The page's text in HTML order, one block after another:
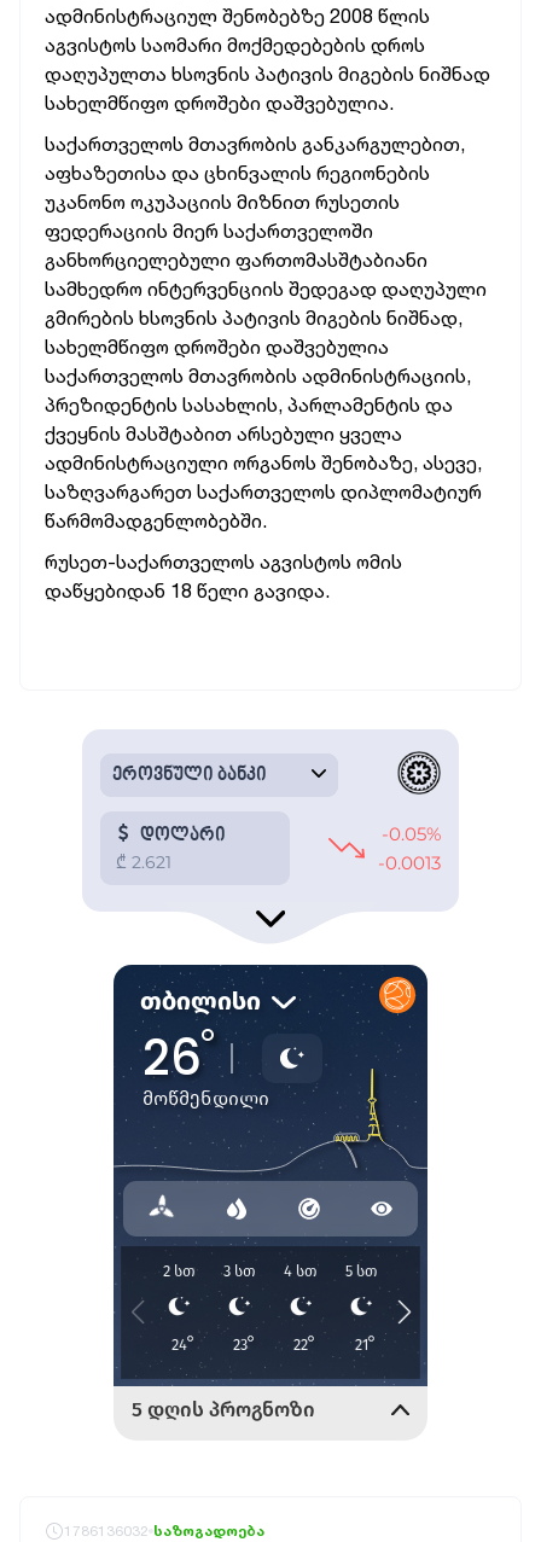
ადმინისტრაციულ შენობებზე 2008 წლის
აგვისტოს საომარი მოქმედებების დროს
დაღუპულთა ხსოვნის პატივის მიგების ნიშნად
სახელმწიფო დროშები დაშვებულია.
საქართველოს მთავრობის განკარგულებით,
აფხაზეთისა და ცხინვალის რეგიონების
უკანონო ოკუპაციის მიზნით რუსეთის
ფედერაციის მიერ საქართველოში
განხორციელებული ფართომასშტაბიანი
სამხედრო ინტერვენციის შედეგად დაღუპული
გმირების ხსოვნის პატივის მიგების ნიშნად,
სახელმწიფო დროშები დაშვებულია
საქართველოს მთავრობის ადმინისტრაციის,
პრეზიდენტის სასახლის, პარლამენტის და
ქვეყნის მასშტაბით არსებული ყველა
ადმინისტრაციული ორგანოს შენობაზე, ასევე,
საზღვარგარეთ საქართველოს დიპლომატიურ
წარმომადგენლობებში.
რუსეთ-საქართველოს აგვისტოს ომის
დაწყებიდან 18 წელი გავიდა.
1786136032 საზოგადოება